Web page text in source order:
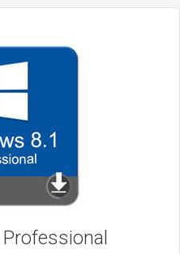
Professional